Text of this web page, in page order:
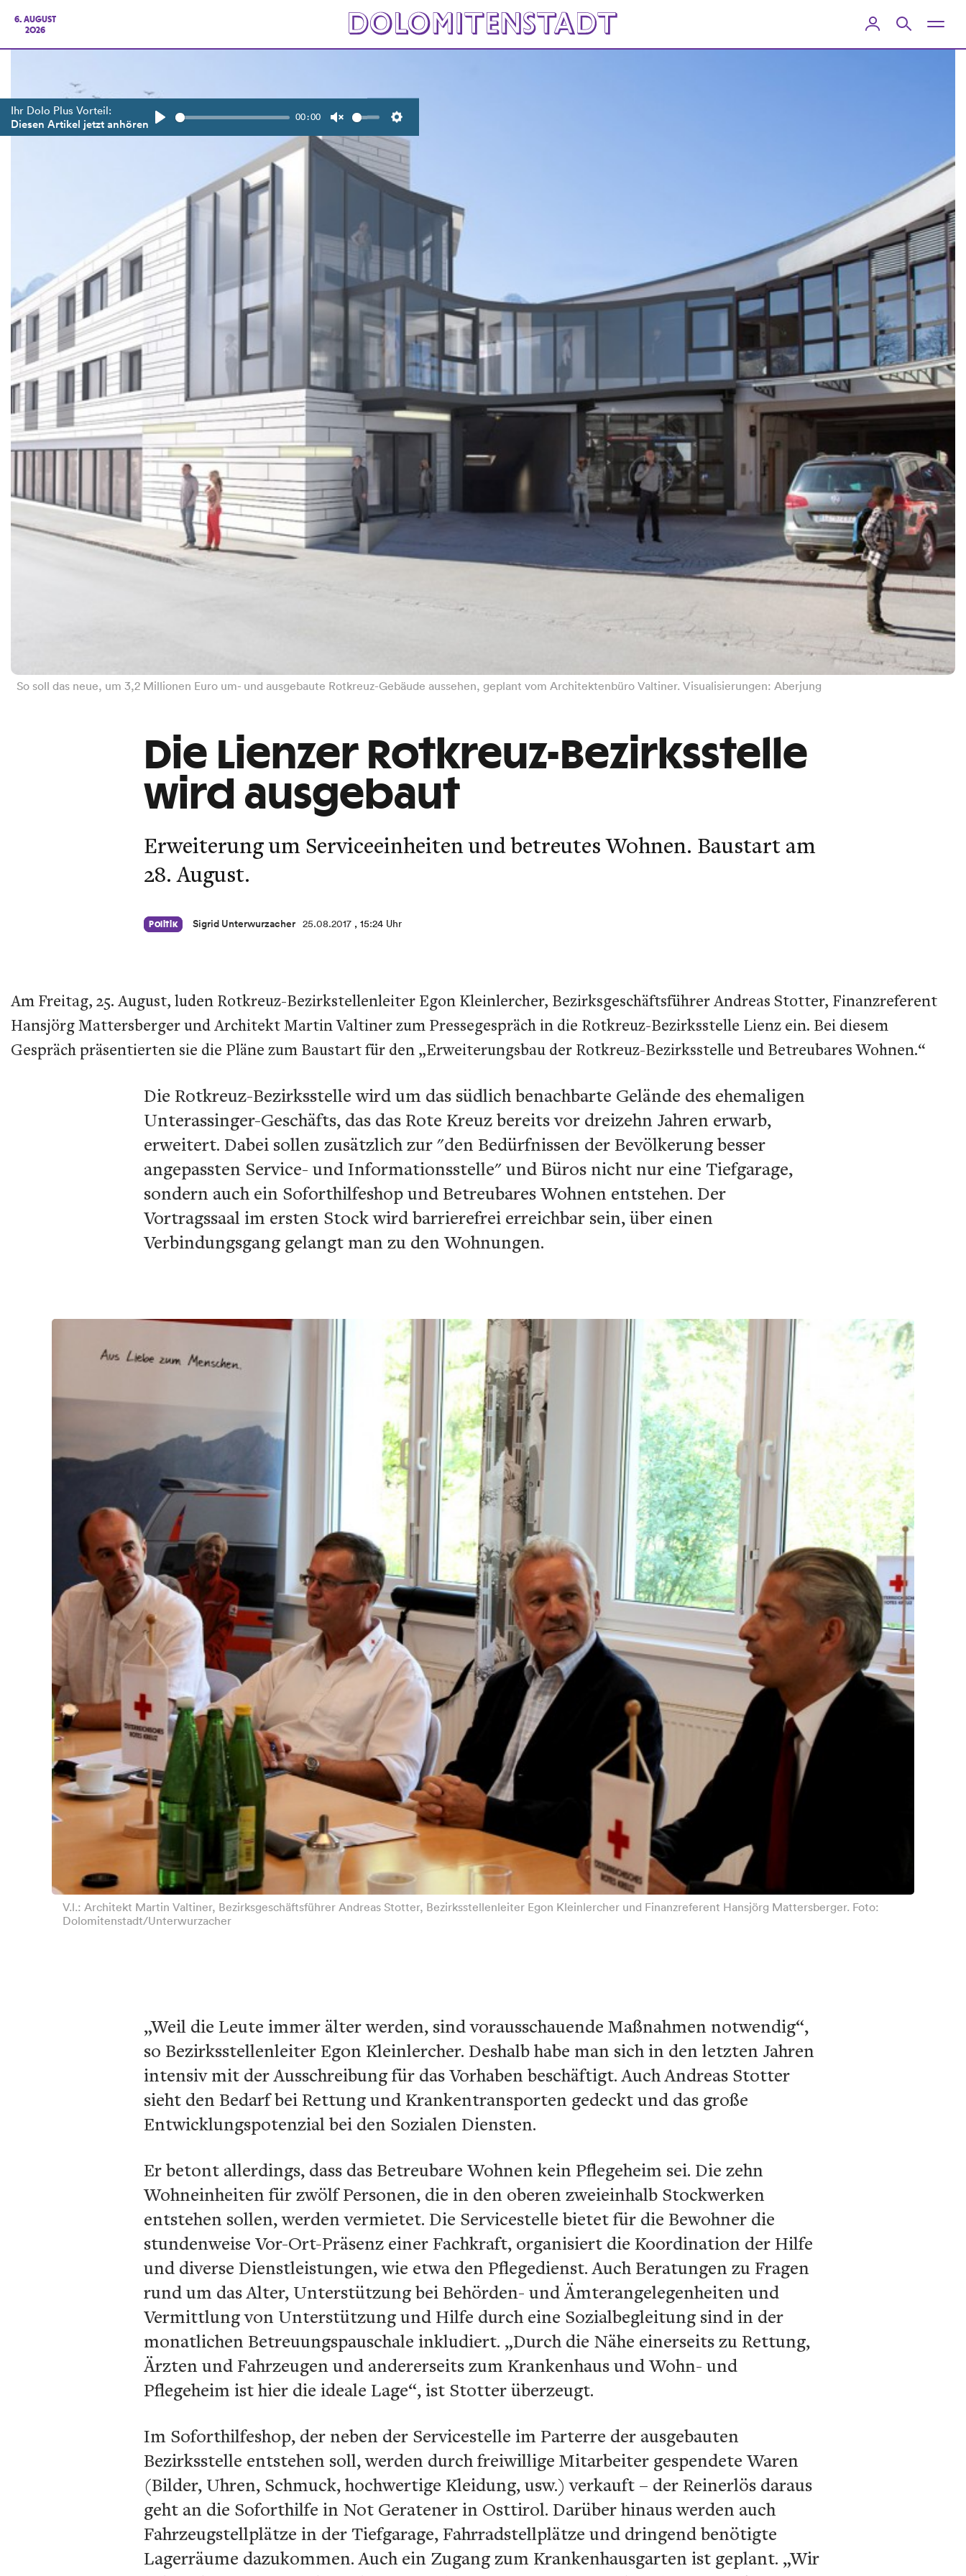
6. AUGUST
2026
Ihr Dolo Plus Vorteil:
Diesen Artikel jetzt anhören 00:00
So soll das neue, um 3,2 Millionen Euro um- und ausgebaute Rotkreuz-Gebäude aussehen, geplant vom Architektenbüro Valtiner. Visualisierungen: Aberjung
Die Lienzer Rotkreuz-Bezirksstelle
wird ausgebaut
Erweiterung um Serviceeinheiten und betreutes Wohnen. Baustart am
28. August.
Politik Sigrid Unterwurzacher 25.08.2017 , 15:24 Uhr
Am Freitag, 25. August, luden Rotkreuz-Bezirkstellenleiter Egon Kleinlercher, Bezirksgeschäftsführer Andreas Stotter, Finanzreferent
Hansjörg Mattersberger und Architekt Martin Valtiner zum Pressegespräch in die Rotkreuz-Bezirksstelle Lienz ein. Bei diesem
Gespräch präsentierten sie die Pläne zum Baustart für den „Erweiterungsbau der Rotkreuz-Bezirksstelle und Betreubares Wohnen.“
Die Rotkreuz-Bezirksstelle wird um das südlich benachbarte Gelände des ehemaligen
Unterassinger-Geschäfts, das das Rote Kreuz bereits vor dreizehn Jahren erwarb,
erweitert. Dabei sollen zusätzlich zur "den Bedürfnissen der Bevölkerung besser
angepassten Service- und Informationsstelle" und Büros nicht nur eine Tiefgarage,
sondern auch ein Soforthilfeshop und Betreubares Wohnen entstehen. Der
Vortragssaal im ersten Stock wird barrierefrei erreichbar sein, über einen
Verbindungsgang gelangt man zu den Wohnungen.
V.l.: Architekt Martin Valtiner, Bezirksgeschäftsführer Andreas Stotter, Bezirksstellenleiter Egon Kleinlercher und Finanzreferent Hansjörg Mattersberger. Foto:
Dolomitenstadt/Unterwurzacher
„Weil die Leute immer älter werden, sind vorausschauende Maßnahmen notwendig“,
so Bezirksstellenleiter Egon Kleinlercher. Deshalb habe man sich in den letzten Jahren
intensiv mit der Ausschreibung für das Vorhaben beschäftigt. Auch Andreas Stotter
sieht den Bedarf bei Rettung und Krankentransporten gedeckt und das große
Entwicklungspotenzial bei den Sozialen Diensten.
Er betont allerdings, dass das Betreubare Wohnen kein Pflegeheim sei. Die zehn
Wohneinheiten für zwölf Personen, die in den oberen zweieinhalb Stockwerken
entstehen sollen, werden vermietet. Die Servicestelle bietet für die Bewohner die
stundenweise Vor-Ort-Präsenz einer Fachkraft, organisiert die Koordination der Hilfe
und diverse Dienstleistungen, wie etwa den Pflegedienst. Auch Beratungen zu Fragen
rund um das Alter, Unterstützung bei Behörden- und Ämterangelegenheiten und
Vermittlung von Unterstützung und Hilfe durch eine Sozialbegleitung sind in der
monatlichen Betreuungspauschale inkludiert. „Durch die Nähe einerseits zu Rettung,
Ärzten und Fahrzeugen und andererseits zum Krankenhaus und Wohn- und
Pflegeheim ist hier die ideale Lage“, ist Stotter überzeugt.
Im Soforthilfeshop, der neben der Servicestelle im Parterre der ausgebauten
Bezirksstelle entstehen soll, werden durch freiwillige Mitarbeiter gespendete Waren
(Bilder, Uhren, Schmuck, hochwertige Kleidung, usw.) verkauft – der Reinerlös daraus
geht an die Soforthilfe in Not Geratener in Osttirol. Darüber hinaus werden auch
Fahrzeugstellplätze in der Tiefgarage, Fahrradstellplätze und dringend benötigte
Lagerräume dazukommen. Auch ein Zugang zum Krankenhausgarten ist geplant. „Wir